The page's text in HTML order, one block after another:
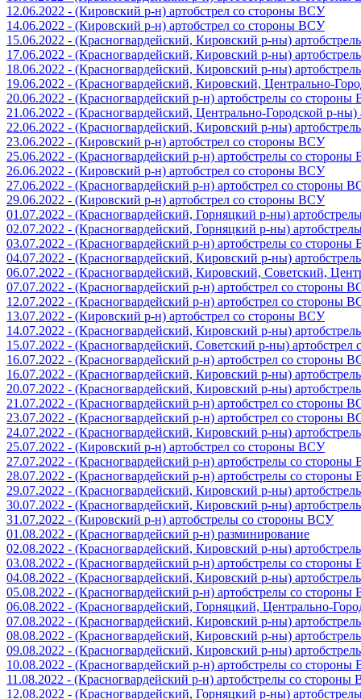
12.06.2022 - (Кировский р-н) артобстрел со стороны ВСУ
14.06.2022 - (Кировский р-н) артобстрел со стороны ВСУ
15.06.2022 - (Красногвардейский, Кировский р-ны)
17.06.2022 - (Красногвардейский, Кировский р-ны)
18.06.2022 - (Красногвардейский, Кировский р-ны)
19.06.2022 - (Красногвардейский, Кировский, Центрально-
20.06.2022 - (Красногвардейский р-н) артобстрелы со
21.06.2022 - (Красногвардейский, Центрально-Городской р-
22.06.2022 - (Красногвардейский, Кировский р-ны)
23.06.2022 - (Кировский р-н) артобстрел со стороны ВСУ
25.06.2022 - (Красногвардейский р-н) артобстрелы со
26.06.2022 - (Кировский р-н) артобстрел со стороны ВСУ
27.06.2022 - (Красногвардейский р-н) артобстрел со стороны
29.06.2022 - (Кировский р-н) артобстрел со стороны ВСУ
01.07.2022 - (Красногвардейский, Горняцкий р-ны)
02.07.2022 - (Красногвардейский, Горняцкий р-ны)
03.07.2022 - (Красногвардейский р-н) артобстрелы со
04.07.2022 - (Красногвардейский, Кировский р-ны)
06.07.2022 - (Красногвардейский, Кировский, Советский,
07.07.2022 - (Красногвардейский р-н) артобстрел со стороны
12.07.2022 - (Красногвардейский р-н) артобстрел со стороны
13.07.2022 - (Кировский р-н) артобстрел со стороны ВСУ
14.07.2022 - (Красногвардейский, Кировский р-ны)
15.07.2022 - (Красногвардейский, Советский р-ны)
16.07.2022 - (Красногвардейский р-н) артобстрел со стороны
16.07.2022 - (Красногвардейский, Кировский р-ны)
20.07.2022 - (Красногвардейский, Кировский р-ны)
21.07.2022 - (Красногвардейский р-н) артобстрел со стороны
23.07.2022 - (Красногвардейский р-н) артобстрел со стороны
24.07.2022 - (Красногвардейский, Кировский р-ны)
25.07.2022 - (Кировский р-н) артобстрел со стороны ВСУ
27.07.2022 - (Красногвардейский р-н) артобстрелы со
28.07.2022 - (Красногвардейский р-н) артобстрелы со
29.07.2022 - (Красногвардейский, Кировский р-ны)
30.07.2022 - (Красногвардейский, Кировский р-ны)
31.07.2022 - (Кировский р-н) артобстрелы со стороны ВСУ
01.08.2022 - (Красногвардейский р-н) разминирование
02.08.2022 - (Красногвардейский, Кировский р-ны)
03.08.2022 - (Красногвардейский р-н) артобстрелы со
04.08.2022 - (Красногвардейский, Кировский р-ны)
05.08.2022 - (Красногвардейский р-н) артобстрелы со
06.08.2022 - (Красногвардейский, Горняцкий, Центрально-
07.08.2022 - (Красногвардейский, Кировский р-ны)
08.08.2022 - (Красногвардейский, Кировский р-ны)
09.08.2022 - (Красногвардейский, Кировский р-ны)
10.08.2022 - (Красногвардейский р-н) артобстрелы со
11.08.2022 - (Красногвардейский р-н) артобстрелы со стороны
12.08.2022 - (Красногвардейский, Горняцкий р-ны)